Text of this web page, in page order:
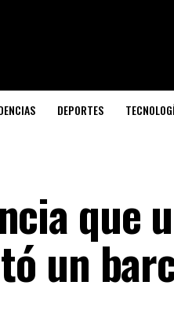
DEPORTES
que
un